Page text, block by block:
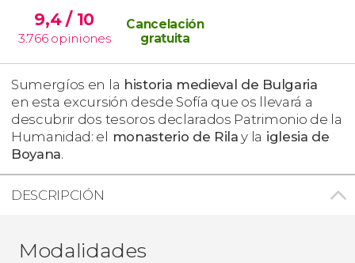
9,4/ 10
3.766 opiniones
Cancelación
gratuita
Sumergíos en la historia medieval de Bulgaria
en esta excursión desde Sofía que os llevará a
descubrir dos tesoros declarados Patrimonio de la
Humanidad: el monasterio de Rila y la iglesia de
Boyana.
DESCRIPCIÓN
Modalidades